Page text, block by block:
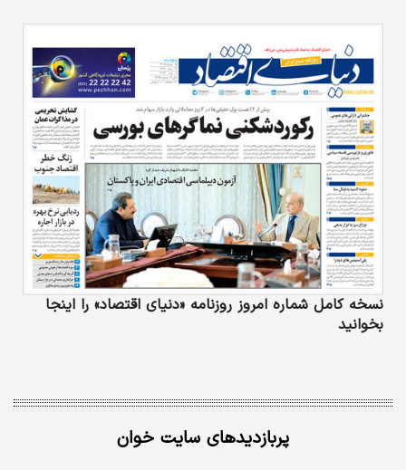
نسخه کامل شماره امروز روزنامه «دنیای‌ اقتصاد» را اینجا
بخوانید
پربازدیدهای سایت خوان